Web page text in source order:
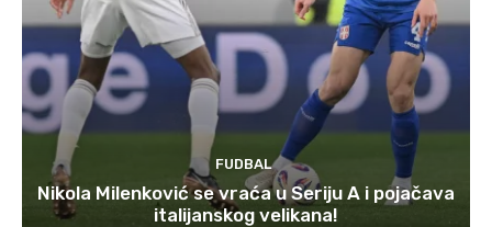
FUDBAL
Nikola Milenković se vraća u Seriju A i pojačava
italijanskog velikana!